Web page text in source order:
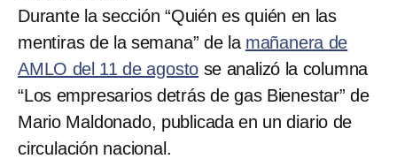
Durante la sección “Quién es quién en las
mentiras de la semana” de la mañanera de
AMLO del 11 de agosto se analizó la columna
“Los empresarios detrás de gas Bienestar” de
Mario Maldonado, publicada en un diario de
circulación nacional.